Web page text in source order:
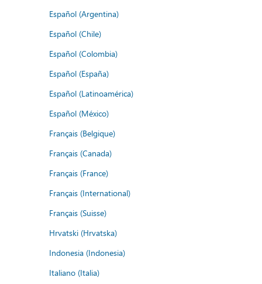
Español (Argentina)
Español (Chile)
Español (Colombia)
Español (España)
Español (Latinoamérica)
Español (México)
Français (Belgique)
Français (Canada)
Français (France)
Français (International)
Français (Suisse)
Hrvatski (Hrvatska)
Indonesia (Indonesia)
Italiano (Italia)